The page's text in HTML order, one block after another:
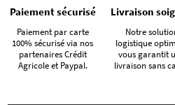
Paiement sécurisé
Paiement par carte
100% sécurisé via nos
partenaires Crédit
Agricole et Paypal.
Livraison
Notre
logistique
vous garantit
livraison sans